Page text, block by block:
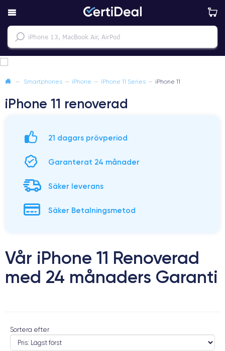
— Smartphones — iPhone — iPhone 11 Series — iPhone 11
iPhone 11 renoverad
21 dagars prövperiod
Garanterat 24 månader
Säker leverans
Säker Betalningsmetod
Vår iPhone 11 Renoverad
med 24 månaders Garanti
Sortera efter